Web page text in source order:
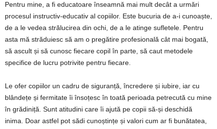
Pentru mine, a fi educatoare înseamnă mai mult decât a urmări
procesul instructiv-educativ al copiilor. Este bucuria de a-i cunoaște,
de a le vedea strălucirea din ochi, de a le atinge sufletele. Pentru
asta mă străduiesc să am o pregătire profesională cât mai bogată,
să ascult și să cunosc fiecare copil în parte, să caut metodele
specifice de lucru potrivite pentru fiecare.
Le ofer copiilor un cadru de siguranță, încredere și iubire, iar cu
blândețe și fermitate îi însoțesc în toată perioada petrecută cu mine
în grădiniță. Sunt atitudini care îi ajută pe copii să-și deschidă
inima. Doar astfel pot sădi cunoștințe și valori cum ar fi bunătatea,